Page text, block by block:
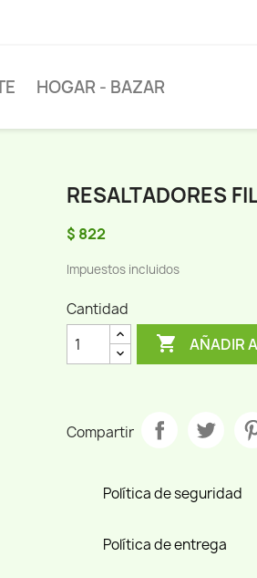
HOGAR - BAZAR
RESALTADORES
$ 822
Impuestos incluidos
Cantidad
 AÑADIR
Compartir
Política de seguridad
Política de entrega